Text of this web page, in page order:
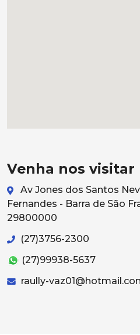
Venha nos visitar
Av Jones dos Santos
Fernandes - Barra de São
29800000
(27)3756-2300
(27)99938-5637
raully-